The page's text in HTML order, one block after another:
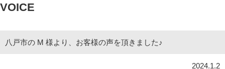
VOICE
八戸市の M 様より、お客様の声を頂きました♪
2024.1.2